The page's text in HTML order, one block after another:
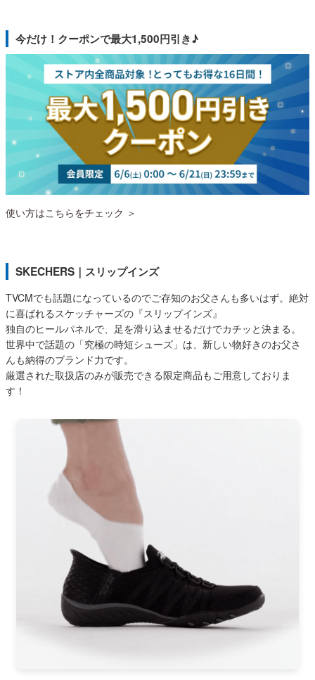
SKECHERS
moz
new balance
puma
Parade
SKECHERS
GAP
EDWIN
new balance
new balance
asics
瞬足
トートバッグ
ショルダーバッグ
財布
会員サービス
お問い合わせ
メルマガ購買
営業日カレンダー
日 月 火 水
1
2
3 4 5 6
9
10 11 12 13 14
15
16
17 18 20 21
22
23
24 25 26 27 28
29
2026 年9月
火
14
22
新規会員登録
今だけ！クーポンで最大1,500円引き♪
使い方はこちらをチェック ＞
SKECHERS｜スリップインズ
TVCMでも話題になっているのでご存知のお父さんも多いはず。絶対
に喜ばれるスケッチャーズの『スリップインズ』
独自のヒールパネルで、足を滑り込ませるだけでカチッと決まる。
世界中で話題の「究極の時短シューズ」は、新しい物好きのお父さ
んも納得のブランド力です。
厳選された取扱店のみが販売できる限定商品もご用意しておりま
す！